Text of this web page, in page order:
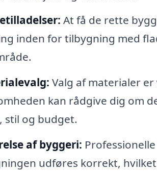
At få de rette
inden for tilbygning med
Valg af materialer
kan rådgive dig om
stil og budget.
af byggeri:
udføres korrekt,